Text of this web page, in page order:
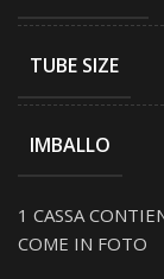
TUBE SIZE
IMBALLO
1 CASSA
COME IN FOTO